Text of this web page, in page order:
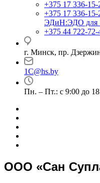
+375 17 336-15-
+375 17 336-15-
ЭДиН:ЭДО для
+375 44 722-72-
г. Минск, пр.
1C@hs.by
Пн. – Пт.: с 9:00 до
ООО «Сан